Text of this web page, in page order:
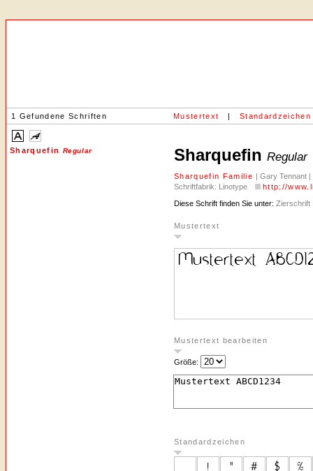
1 Gefundene Schriften Mustertext | Standardzeichen
Sharquefin Regular Sharquefin Regular
Sharquefin Familie | Gary Tennant
Schriftfabrik: Linotype
http://
Diese Schrift finden Sie unter: Zierschrift
Mustertext
Mustertext bearbeiten
Größe:
Standardzeichen